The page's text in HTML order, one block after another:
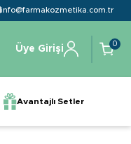
info@farmakozmetika.com.tr
Üye Girişi
0
Avantajlı Setler